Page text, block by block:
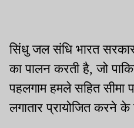
सिंधु जल संधि भारत
का पालन करती है, जो
पहलगाम हमले सहित सीमा
लगातार प्रायोजित करने के